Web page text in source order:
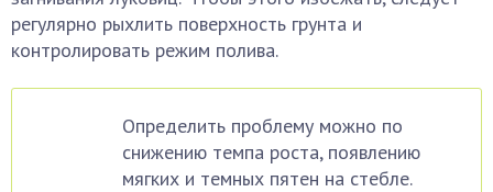
регулярно рыхлить поверхность грунта и
контролировать режим полива.
Определить проблему можно по
снижению темпа роста, появлению
мягких и темных пятен на стебле.